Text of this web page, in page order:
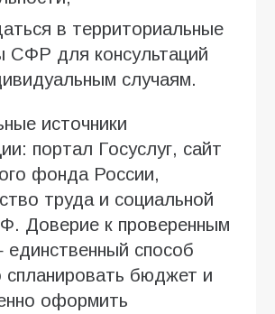
в территориальные
СФР для консультаций
случаям.
источники
портал Госуслуг, сайт
фонда России,
труда и социальной
Доверие к проверенным
способ
спланировать бюджет и
оформить